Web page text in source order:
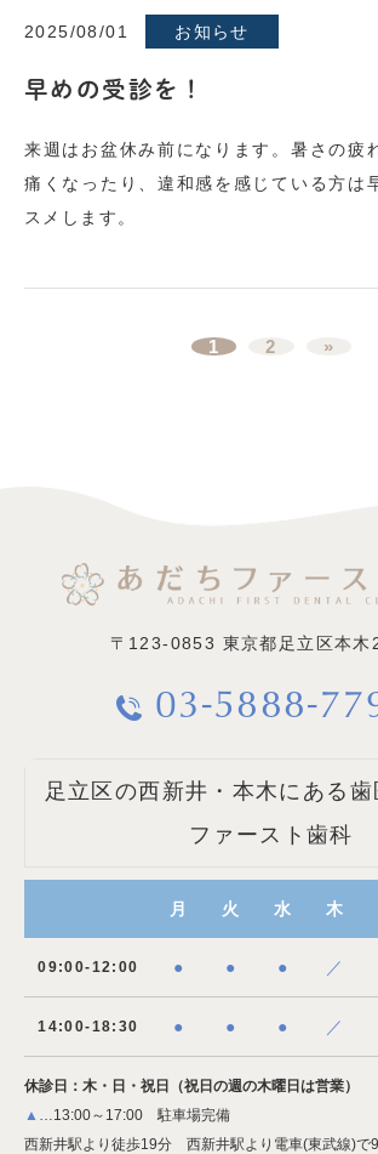
2025/08/01 お知らせ
早めの受診を！
来週はお盆休み前になります。暑さの疲
痛くなったり、違和感を感じている方は
スメします。
1 2 »
〒123-0853 東京都足立区本木
03-5888-
足立区の西新井・本木にある
ファースト歯科
月 火 水 木
09:00-12:00 ● ● ● ／
14:00-18:30 ● ● ● ／
休診日：木・日・祝日（祝日の週の木曜日は営業）
▲
…13:00～17:00 駐車場完備
西新井駅より徒歩19分 西新井駅より電車(東武線)で